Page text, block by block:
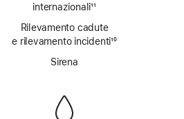
internazionali11
Rilevamento cadute
e rilevamento incidenti10
Sirena